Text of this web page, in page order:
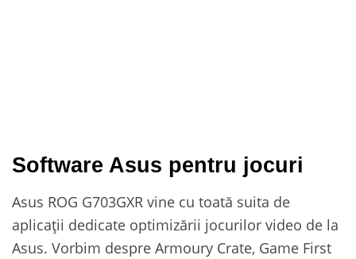
Software Asus pentru jocuri
Asus ROG G703GXR vine cu toată suita de
aplicații dedicate optimizării jocurilor video de la
Asus. Vorbim despre Armoury Crate, Game First